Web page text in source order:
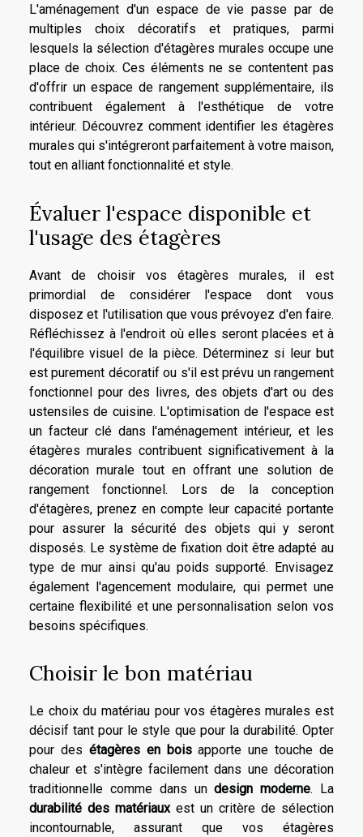
L'aménagement d'un espace de vie passe par de
multiples choix décoratifs et pratiques, parmi
lesquels la sélection d'étagères murales occupe une
place de choix. Ces éléments ne se contentent pas
d'offrir un espace de rangement supplémentaire, ils
contribuent également à l'esthétique de votre
intérieur. Découvrez comment identifier les étagères
murales qui s'intégreront parfaitement à votre maison,
tout en alliant fonctionnalité et style.
Évaluer l'espace disponible et
l'usage des étagères
Avant de choisir vos étagères murales, il est
primordial de considérer l'espace dont vous
disposez et l'utilisation que vous prévoyez d'en faire.
Réfléchissez à l'endroit où elles seront placées et à
l'équilibre visuel de la pièce. Déterminez si leur but
est purement décoratif ou s'il est prévu un rangement
fonctionnel pour des livres, des objets d'art ou des
ustensiles de cuisine. L'optimisation de l'espace est
un facteur clé dans l'aménagement intérieur, et les
étagères murales contribuent significativement à la
décoration murale tout en offrant une solution de
rangement fonctionnel. Lors de la conception
d'étagères, prenez en compte leur capacité portante
pour assurer la sécurité des objets qui y seront
disposés. Le système de fixation doit être adapté au
type de mur ainsi qu'au poids supporté. Envisagez
également l'agencement modulaire, qui permet une
certaine flexibilité et une personnalisation selon vos
besoins spécifiques.
Choisir le bon matériau
Le choix du matériau pour vos étagères murales est
décisif tant pour le style que pour la durabilité. Opter
pour des étagères en boisapporte une touche de
chaleur et s'intègre facilement dans une décoration
traditionnelle comme dans undesign moderne. La
durabilité des matériauxest un critère de sélection
incontournable, assurant que vos étagères